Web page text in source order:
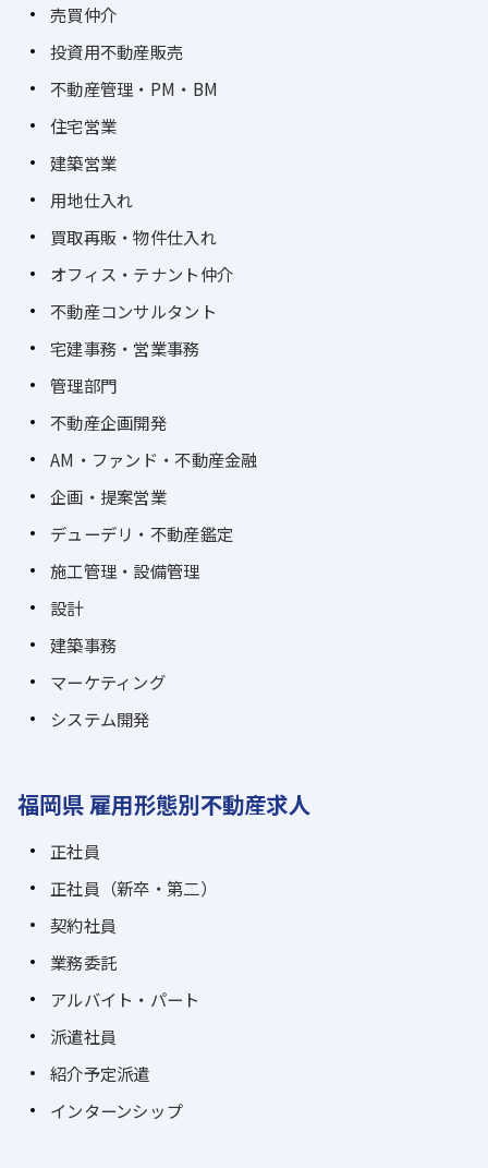
売買仲介
投資用不動産販売
不動産管理・PM・BM
住宅営業
建築営業
用地仕入れ
買取再販・物件仕入れ
オフィス・テナント仲介
不動産コンサルタント
宅建事務・営業事務
管理部門
不動産企画開発
AM・ファンド・不動産金融
企画・提案営業
デューデリ・不動産鑑定
施工管理・設備管理
設計
建築事務
マーケティング
システム開発
福岡県 雇用形態別不動産求人
正社員
正社員（新卒・第二）
契約社員
業務委託
アルバイト・パート
派遣社員
紹介予定派遣
インターンシップ